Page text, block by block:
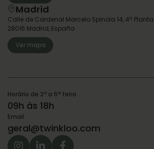
Madrid
Calle de Cardenal Marcelo Spinola 14, 4ª Planta
28016 Madrid, España
Ver mapa
Horário de 2ª a 6ª feira
09h às 18h
Email
geral@twinkloo.com